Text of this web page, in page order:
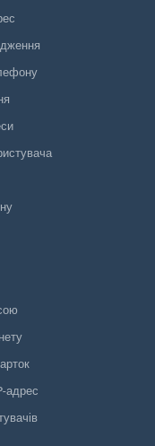
адрес